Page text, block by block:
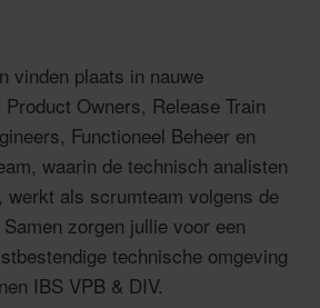
vinden plaats in nauwe
Owners, Release Train
Functioneel Beheer en
waarin de technisch analisten
werkt als scrumteam volgens de
zorgen jullie voor een
technische omgeving
IBS VPB & DIV.